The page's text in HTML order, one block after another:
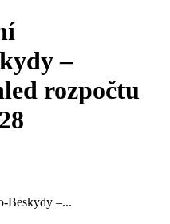
–
rozpočtu
Beskydy –...